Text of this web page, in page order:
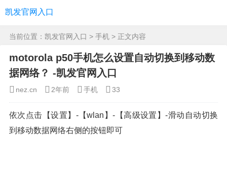
凯发官网入口
当前位置： 凯发官网入口 > 手机 > 正文内容
motorola p50手机怎么设置自动切换到移动数
据网络？ -凯发官网入口
nez.cn 2年前 手机 33
依次点击【设置】-【wlan】-【高级设置】-滑动自动切换
到移动数据网络右侧的按钮即可